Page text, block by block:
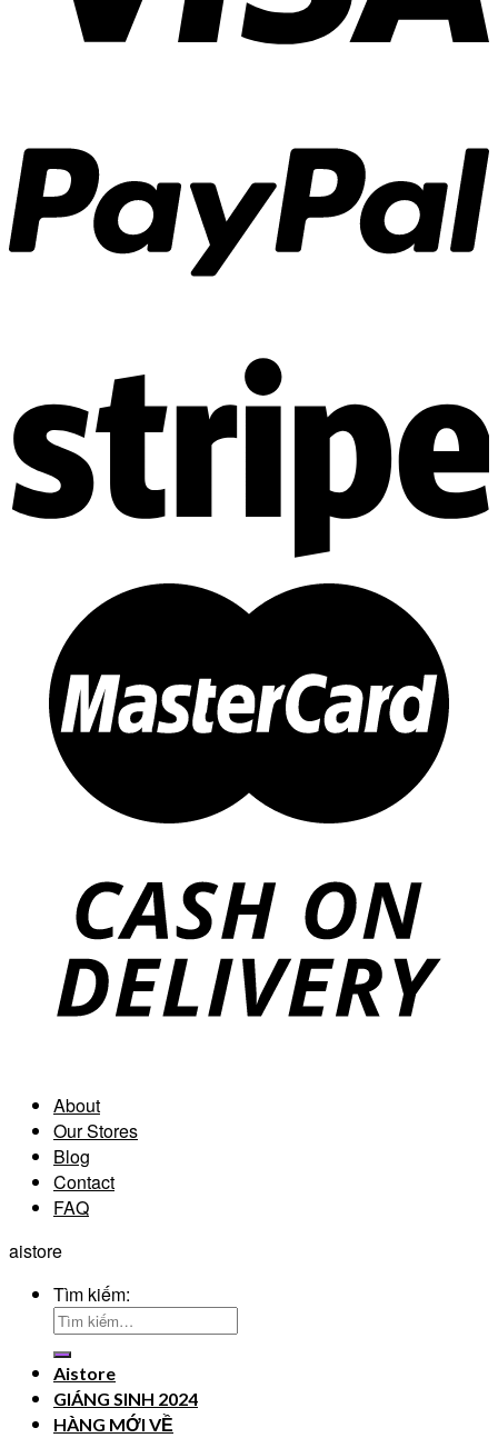
About
Our Stores
Blog
Contact
FAQ
aistore
Tìm kiếm:
Aistore
GIÁNG SINH 2024
HÀNG MỚI VỀ